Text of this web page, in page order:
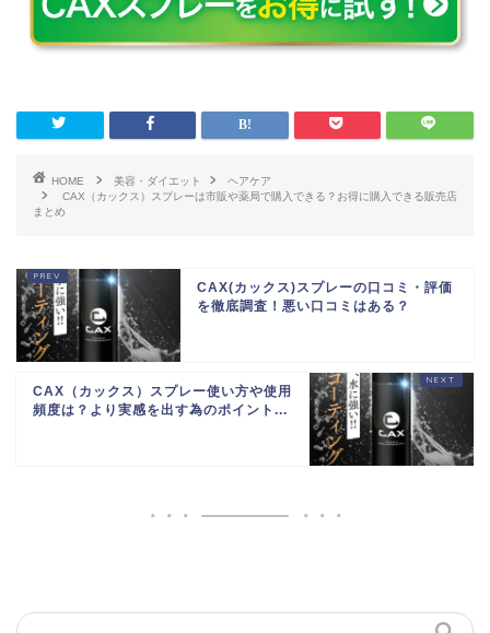
HOME 美容・ダイエット
ヘアケア
CAX（カックス）スプレーは市販や薬局で購入できる？お得に購入できる販売店
まとめ
CAX(カックス)スプレーの口コミ・評価
を徹底調査！悪い口コミはある？
CAX（カックス）スプレー使い方や使用
頻度は？より実感を出す為のポイント...